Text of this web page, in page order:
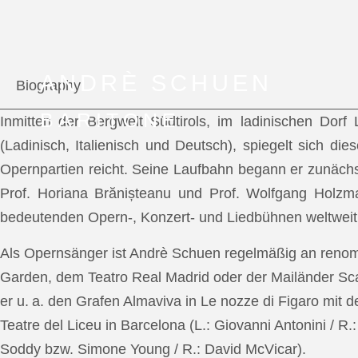
ANDRÈ SCHUEN
BARITONE
Biography
Inmitten der Bergwelt Südtirols, im ladinischen
(Ladinisch, Italienisch und Deutsch), spiegelt sich
Opernpartien reicht. Seine Laufbahn begann er
Prof. Horiana Brănișteanu und Prof. Wolfgang
bedeutenden Opern-, Konzert- und Liedbühnen
Als Opernsänger ist Andrè Schuen regelmäßig an
Garden, dem Teatro Real Madrid oder der Mailänder
er u. a. den Grafen Almaviva in Le nozze di Figaro mit
Teatre del Liceu in Barcelona (L.: Giovanni Antonini /
Soddy bzw. Simone Young / R.: David McVicar).